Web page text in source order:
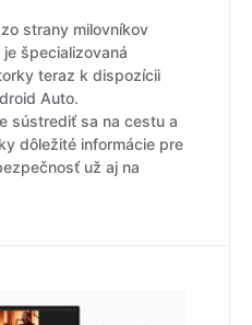
strany milovníkov
špecializovaná
teraz k dispozícii
Auto.
sústrediť sa na cestu a
dôležité informácie pre
už aj na